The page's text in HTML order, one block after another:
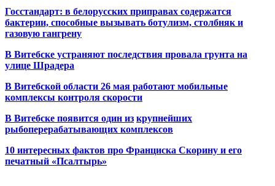
Госстандарт: в белорусских приправах содержатся
бактерии, способные вызывать ботулизм, столбняк и
газовую гангрену
В Витебске устраняют последствия провала грунта на
улице Шрадера
В Витебской области 26 мая работают мобильные
комплексы контроля скорости
В Витебске появится один из крупнейших
рыбоперерабатывающих комплексов
10 интересных фактов про Франциска Скорину и его
печатный «Псалтырь»